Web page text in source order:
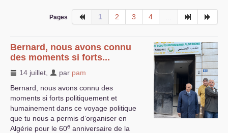
Pages 1 2 3 4
Bernard, nous avons connu
des moments si forts...
14 juillet par pam
Bernard, nous avons connu des
moments si forts politiquement et
humainement dans ce voyage politique
que tu nous a permis d’organiser en
Algérie pour le 60e anniversaire de la